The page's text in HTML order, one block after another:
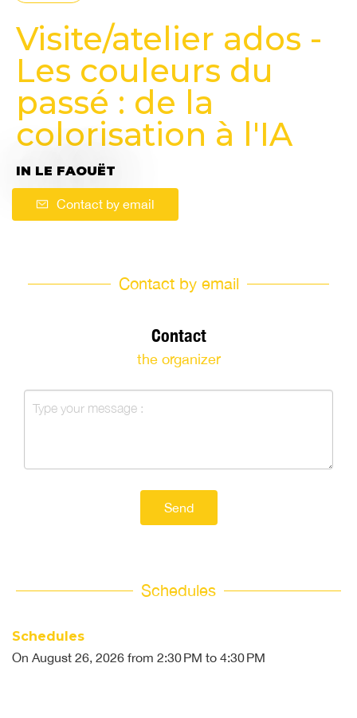
Visite/atelier ados -
Les couleurs du
passé : de la
colorisation à l'IA
IN LE FAOUËT
Contact by email
Contact by email
Contact
the organizer
Send
Schedules
Schedules
On August 26, 2026 from 2:30 PM to 4:30 PM